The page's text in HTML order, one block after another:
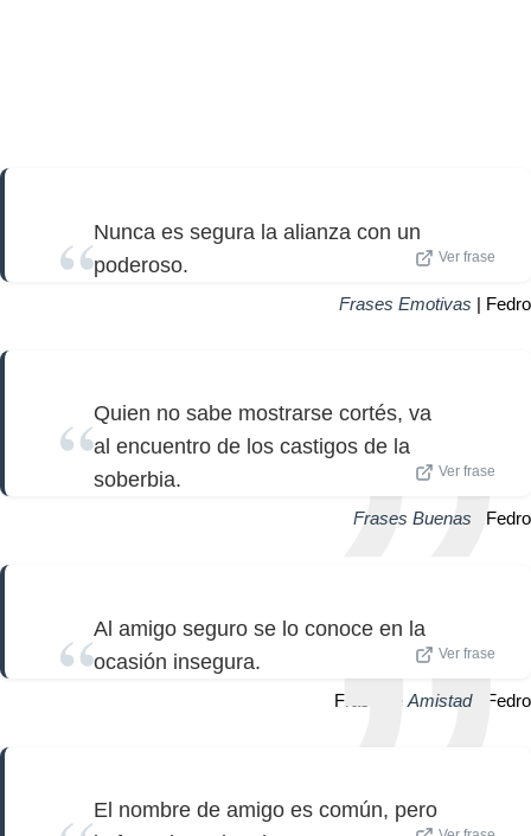
Nunca es segura la alianza con un
poderoso.
Ver frase
Frases Emotivas | Fedro
Quien no sabe mostrarse cortés, va
al encuentro de los castigos de la
soberbia.
Ver frase
Frases Buenas | Fedro
Al amigo seguro se lo conoce en la
ocasión insegura.
Ver frase
Frase de Amistad| Fedro
El nombre de amigo es común, pero